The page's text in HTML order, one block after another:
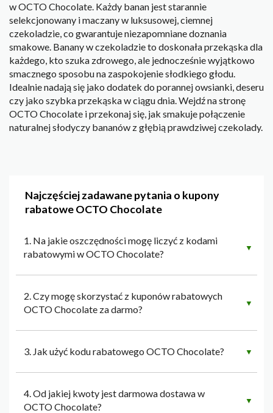
w OCTO Chocolate. Każdy banan jest starannie
selekcjonowany i maczany w luksusowej, ciemnej
czekoladzie, co gwarantuje niezapomniane doznania
smakowe. Banany w czekoladzie to doskonała przekąska dla
każdego, kto szuka zdrowego, ale jednocześnie wyjątkowo
smacznego sposobu na zaspokojenie słodkiego głodu.
Idealnie nadają się jako dodatek do porannej owsianki, deseru
czy jako szybka przekąska w ciągu dnia. Wejdź na stronę
OCTO Chocolate i przekonaj się, jak smakuje połączenie
naturalnej słodyczy bananów z głębią prawdziwej czekolady.
Najczęściej zadawane pytania o kupony
rabatowe OCTO Chocolate
1. Na jakie oszczędności mogę liczyć z kodami
rabatowymi w OCTO Chocolate?
▼
2. Czy mogę skorzystać z kuponów rabatowych
OCTO Chocolate za darmo?
▼
3. Jak użyć kodu rabatowego OCTO Chocolate? ▼
4. Od jakiej kwoty jest darmowa dostawa w
OCTO Chocolate?
▼